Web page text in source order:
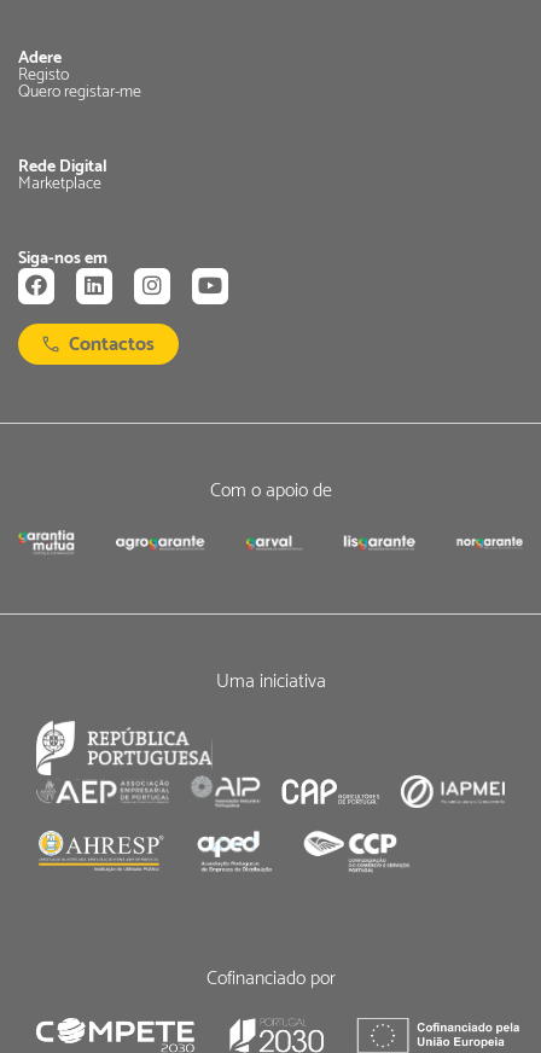
Adere
Registo
Quero registar-me
Rede Digital
Marketplace
Siga-nos em
Contactos
Com o apoio de
Uma iniciativa
Cofinanciado por